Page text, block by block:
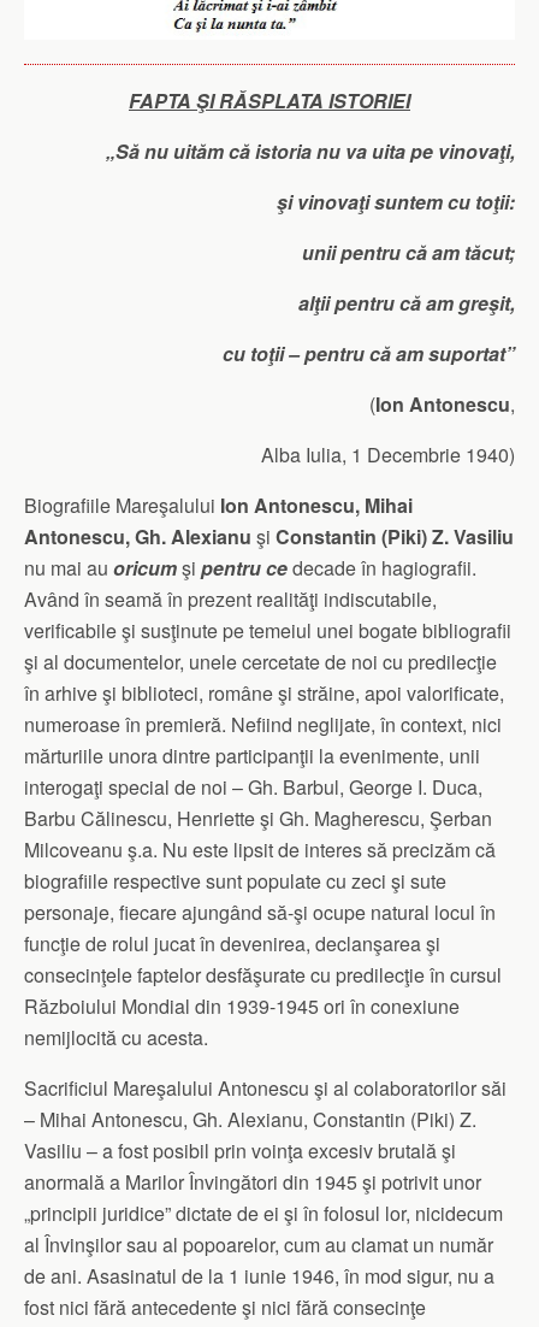
FAPTA ŞI RĂSPLATA ISTORIEI
„Să nu uităm că istoria nu va uita pe vinovaţi,
şi vinovaţi suntem cu toţii:
unii pentru că am tăcut;
alţii pentru că am greşit,
cu toţii – pentru că am suportat”
(Ion Antonescu,
Alba Iulia, 1 Decembrie 1940)
Biografiile Mareşalului Ion Antonescu, Mihai
Antonescu, Gh. Alexianu şi Constantin (Piki) Z. Vasiliu
nu mai au oricumşi pentru cedecade în hagiografii.
Având în seamă în prezent realităţi indiscutabile,
verificabile şi susţinute pe temeiul unei bogate bibliografii
şi al documentelor, unele cercetate de noi cu predilecţie
în arhive şi biblioteci, române şi străine, apoi valorificate,
numeroase în premieră. Nefiind neglijate, în context, nici
mărturiile unora dintre participanţii la evenimente, unii
interogaţi special de noi – Gh. Barbul, George I. Duca,
Barbu Călinescu, Henriette şi Gh. Magherescu, Şerban
Milcoveanu ş.a. Nu este lipsit de interes să precizăm că
biografiile respective sunt populate cu zeci şi sute
personaje, fiecare ajungând să-şi ocupe natural locul în
funcţie de rolul jucat în devenirea, declanşarea şi
consecinţele faptelor desfăşurate cu predilecţie în cursul
Războiului Mondial din 1939-1945 ori în conexiune
nemijlocită cu acesta.
Sacrificiul Mareşalului Antonescu şi al colaboratorilor săi
– Mihai Antonescu, Gh. Alexianu, Constantin (Piki) Z.
Vasiliu – a fost posibil prin voinţa excesiv brutală şi
anormală a Marilor Învingători din 1945 şi potrivit unor
„principii juridice” dictate de ei şi în folosul lor, nicidecum
al Învinşilor sau al popoarelor, cum au clamat un număr
de ani. Asasinatul de la 1 iunie 1946, în mod sigur, nu a
fost nici fără antecedente şi nici fără consecinţe